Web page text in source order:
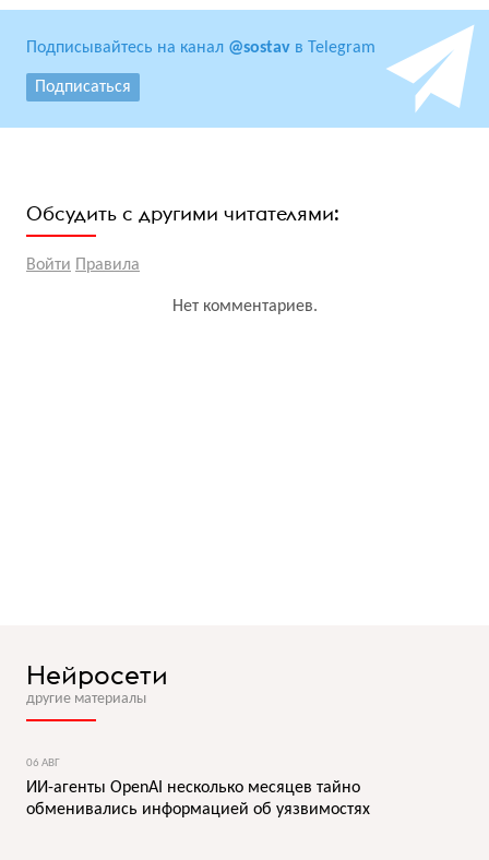
Подписывайтесь на канал @sostav в Telegram
Подписаться
Обсудить с другими читателями:
Войти Правила
Нет комментариев.
Нейросети
другие материалы
06 АВГ
ИИ-агенты OpenAI несколько месяцев тайно
обменивались информацией об уязвимостях